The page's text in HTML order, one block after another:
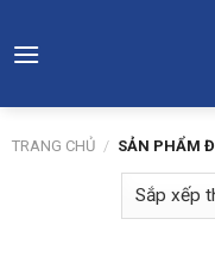
to
TRANG CHỦ / SẢN PHẨM